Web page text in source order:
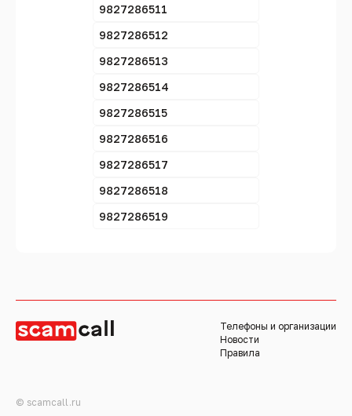
9827286511
9827286512
9827286513
9827286514
9827286515
9827286516
9827286517
9827286518
9827286519
Телефоны и организации
Новости
Правила
© scamcall.ru